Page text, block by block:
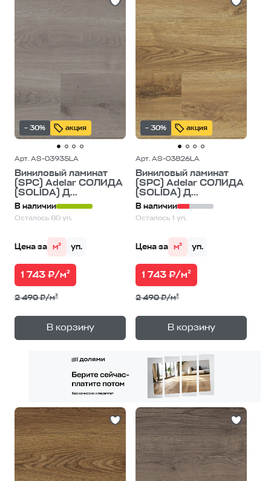
– 30% акция
Арт. AS-03935LA
Виниловый ламинат
(SPC) Adelar СОЛИДА
(SOLIDA) Д...
В наличии
Осталось 80 уп.
Цена за м² уп.
1 743 ₽/м²
2 490 ₽/м²
В корзину
— 1уп.
– 30% акция
Арт. AS-03826LA
Виниловый ламинат
(SPC) Adelar СОЛИДА
(SOLIDA) Д...
В наличии
Осталось 1 уп.
Цена за м² уп.
1 743 ₽/м²
2 490 ₽/м²
В корзину
— 1уп.